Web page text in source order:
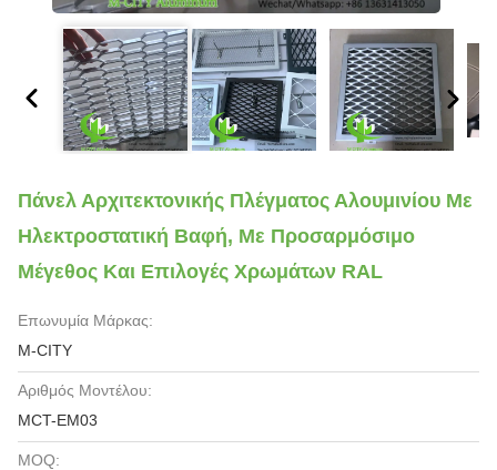
Πάνελ Αρχιτεκτονικής Πλέγματος Αλουμινίου Με
Ηλεκτροστατική Βαφή, Με Προσαρμόσιμο
Μέγεθος Και Επιλογές Χρωμάτων RAL
Επωνυμία Μάρκας:
M-CITY
Αριθμός Μοντέλου:
MCT-EM03
MOQ: